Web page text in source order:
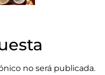
no será publicada.